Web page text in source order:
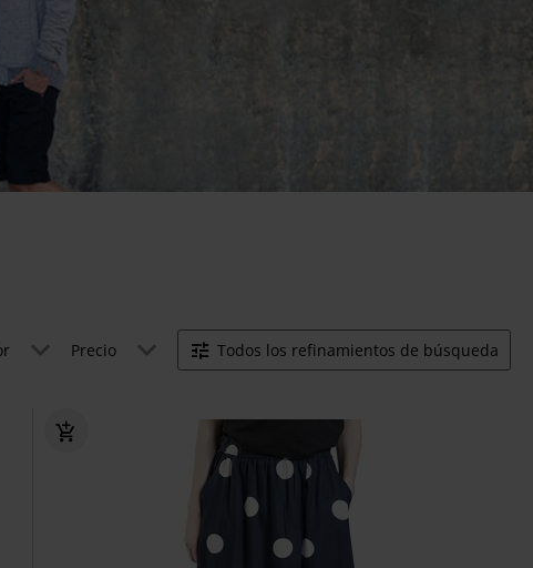
Precio Todos los refinamientos de búsqueda